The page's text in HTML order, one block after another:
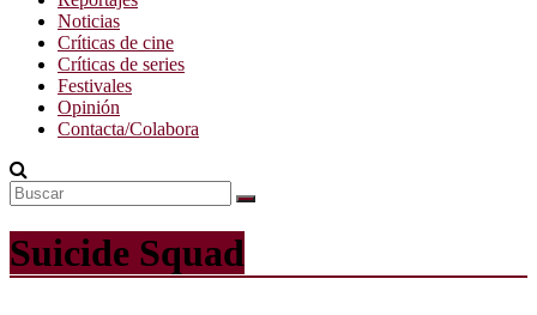
Noticias
Críticas de cine
Críticas de series
Festivales
Opinión
Contacta/Colabora
Suicide Squad